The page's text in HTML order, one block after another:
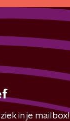
in je mailbox!